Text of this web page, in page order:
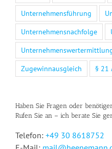
Unternehmensführung
Unternehmensnachfolge
Zugewinnausgleich
§ 21
Haben Sie Fragen oder
Rufen Sie an – ich berate Sie
Telefon: +49 30 8618752